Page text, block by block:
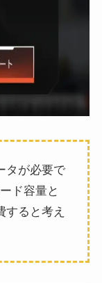
タが必要で
ド容量と
すると考え